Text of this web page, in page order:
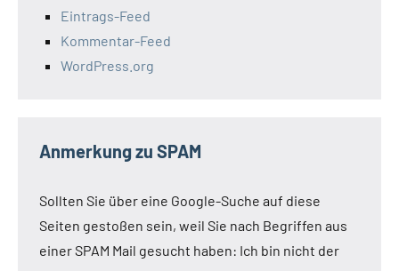
Eintrags-Feed
Kommentar-Feed
WordPress.org
Anmerkung zu SPAM
Sollten Sie über eine Google-Suche auf diese
Seiten gestoßen sein, weil Sie nach Begriffen aus
einer SPAM Mail gesucht haben: Ich bin nicht der